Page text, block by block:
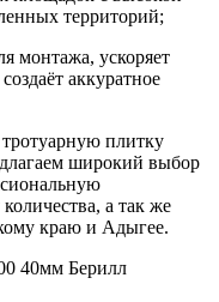
территорий;
монтажа, ускоряет
аккуратное
плитку
широкий выбор
а так же
краю и Адыгее.
40мм Берилл